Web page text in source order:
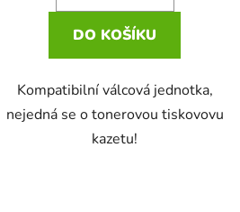
DO KOŠÍKU
Kompatibilní válcová jednotka,
nejedná se o tonerovou tiskovovu
kazetu!